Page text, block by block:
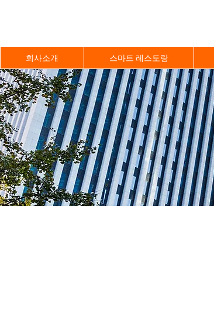
회사소개 스마트 레스토랑